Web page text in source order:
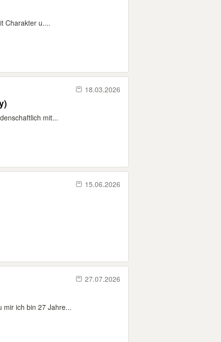
Charakter u....
18.03.2026
mit...
15.06.2026
27.07.2026
mir ich bin 27 Jahre...